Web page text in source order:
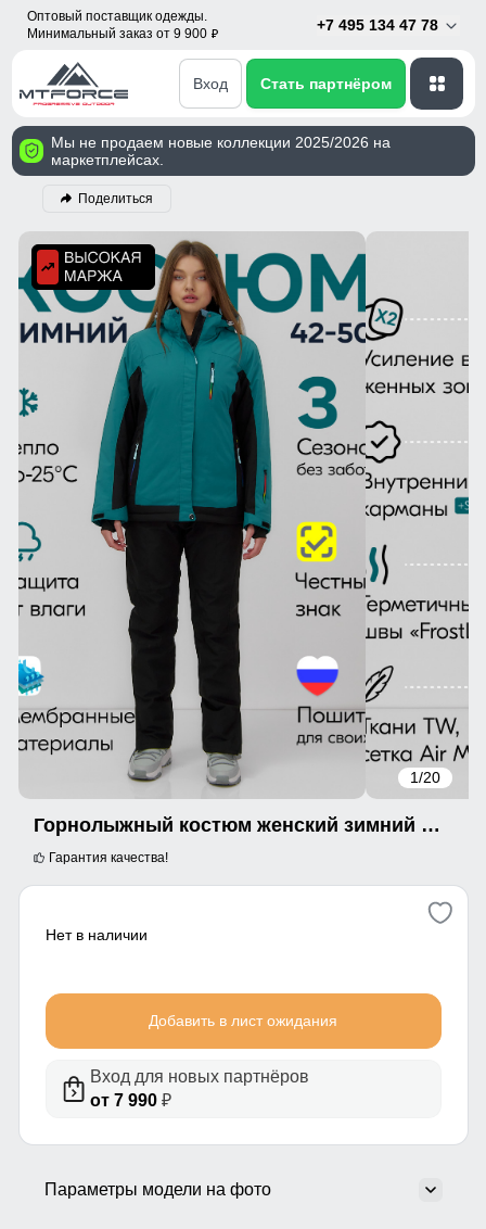
Оптовый поставщик одежды.
Минимальный заказ от 9 900 p
+7 495 134 47 78
Вход Стать партнёром
Мы не продаем новые коллекции 2025/2026 на
маркетплейсах.
Поделиться
1/20
Горнолыжный костюм женский зимний зеленого цвета 0027Z
Гарантия качества!
Нет в наличии
Добавить в лист ожидания
Вход для новых партнёров
от 7 990₽
Параметры модели на фото